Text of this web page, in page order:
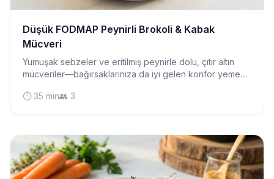
Düşük FODMAP Peynirli Brokoli & Kabak
Mücveri
Yumuşak sebzeler ve eritilmiş peynirle dolu, çıtır altın
mücveriler—bağırsaklarınıza da iyi gelen konfor yemeği.
mükemmel.
⏱️ 35 min👥 3